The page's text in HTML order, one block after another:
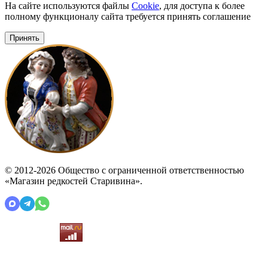
На сайте используются файлы Cookie, для доступа к более
полному функционалу сайта требуется принять соглашение
Принять
© 2012-2026 Общество с ограниченной ответственностью
«Магазин редкостей Старивина».